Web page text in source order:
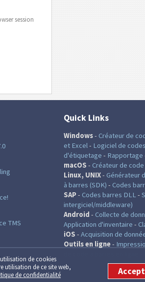
de cookies
utilisation de ce site web,
de confidentialité
session
TMS
Quick Links
Windows- Créateur de
et Excel- Logiciel de
d'étiquetage - Rapportage
macOS - Créateur de
Linux, UNIX- Générateur
à barres (SDK) - Codes
SAP- Codes barres DLL-
intergiciel/middleware)
Android - Collecte de
Application d'inventaire -
iOS - Acquisition de
Outils en ligne-